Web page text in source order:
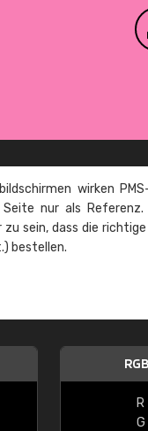
wirken
nur als
zu sein, dass die
bestellen.
R
G